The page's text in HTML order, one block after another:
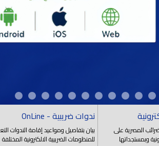
المصرية على
وبمستجداتها
ندوات ضريبية - OnLine
للمنظومات الضريبية الالكترونية المختلفة